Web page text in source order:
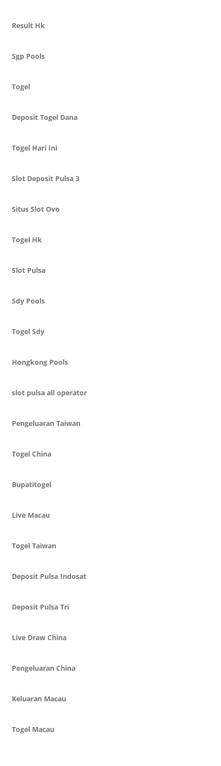
Result Hk
Sgp Pools
Togel
Deposit Togel Dana
Togel Hari Ini
Slot Deposit Pulsa 3
Situs Slot Ovo
Togel Hk
Slot Pulsa
Sdy Pools
Togel Sdy
Hongkong Pools
slot pulsa all operator
Pengeluaran Taiwan
Togel China
Bupatitogel
Live Macau
Togel Taiwan
Deposit Pulsa Indosat
Deposit Pulsa Tri
Live Draw China
Pengeluaran China
Keluaran Macau
Togel Macau